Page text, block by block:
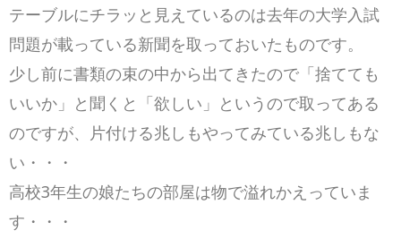
テーブルにチラッと見えているのは去年の大学入試
問題が載っている新聞を取っておいたものです。
少し前に書類の束の中から出てきたので「捨てても
いいか」と聞くと「欲しい」というので取ってある
のですが、片付ける兆しもやってみている兆しもな
い・・・
高校3年生の娘たちの部屋は物で溢れかえっていま
す・・・